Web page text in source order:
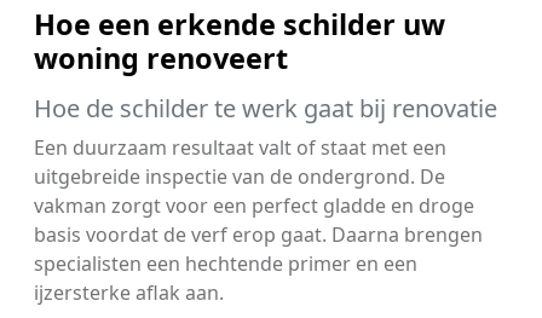
Hoe een erkende schilder uw
woning renoveert
Hoe de schilder te werk gaat bij renovatie
Een duurzaam resultaat valt of staat met een
uitgebreide inspectie van de ondergrond. De
vakman zorgt voor een perfect gladde en droge
basis voordat de verf erop gaat. Daarna brengen
specialisten een hechtende primer en een
ijzersterke aflak aan.